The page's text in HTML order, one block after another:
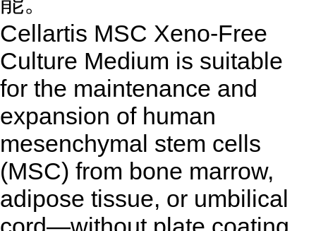
Cellartis MSC Xeno-Free
Culture Medium is suitable
for the maintenance and
expansion of human
mesenchymal stem cells
(MSC) from bone marrow,
adipose tissue, or umbilical